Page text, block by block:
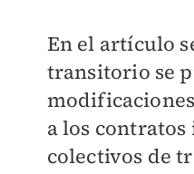
En el artículo
transitorio se
a los
colectivos de